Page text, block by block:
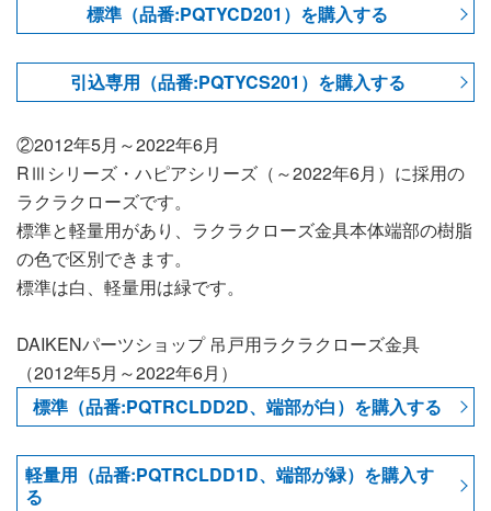
標準（品番:PQTYCD201）を購入する
引込専用（品番:PQTYCS201）を購入する
②2012年5月～2022年6月
RⅢシリーズ・ハピアシリーズ（～2022年6月）に採用の
ラクラクローズです。
標準と軽量用があり、ラクラクローズ金具本体端部の樹脂
の色で区別できます。
標準は白、軽量用は緑です。
DAIKENパーツショップ 吊戸用ラクラクローズ金具
（2012年5月～2022年6月）
標準（品番:PQTRCLDD2D、端部が白）を購入する
軽量用（品番:PQTRCLDD1D、端部が緑）を購入す
る